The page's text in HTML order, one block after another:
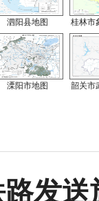
泗阳县地图 桂林市
溧阳市地图 韶关市
发